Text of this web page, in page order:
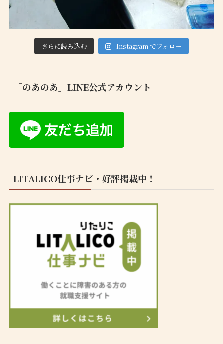
さらに読み込む Instagram でフォロー
「のあのあ」LINE公式アカウント
LITALICO仕事ナビ・好評掲載中！